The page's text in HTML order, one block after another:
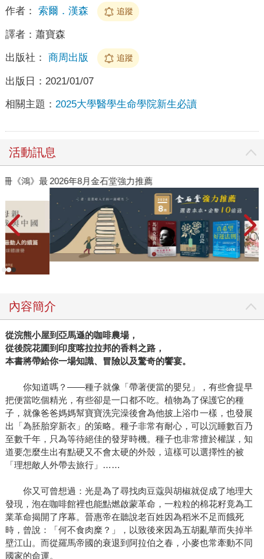
作者： 索爾．漢森 追蹤
譯者： 蕭寶森
出版社： 商周出版 追蹤
出版日： 2021/01/07
相關主題： 2025大學醫學生命學院新生必讀
活動訊息
2026年8月金石堂強力推薦
內容簡介
從浣熊小屋到亞馬遜的咖啡農場，
從後院花圃到印度喀拉拉邦的香料之路，
本書將帶給你一場知識、冒險以及驚奇的饗宴。
你知道嗎？――種子就像「帶著便當的嬰兒」，有些會提早
把便當吃個精光，有些卻是一口都不吃。植物為了保護它的種
子，就像爸爸媽媽幫寶寶洗完澡後會為他披上浴巾一樣，也發展
出「為胚胎穿新衣」的策略。種子非常有耐心，可以沉睡數百乃
至數千年，只為等待絕佳的發芽時機。種子也非常擅於權謀，知
道要怎麼生出有點硬又不會太硬的外殼，這樣可以選擇性的被
「理想敵人外帶去旅行」……
你又可曾想過：光是為了尋找肉豆蔻與胡椒就促成了地理大
發現，泡在咖啡館裡也能點燃啟蒙革命，一粒粒的棉花籽竟為工
業革命揭開了序幕。晉惠帝在聽說老百姓因為稻米不足而餓死
時，曾說：「何不食肉糜？」，以致後來因為五胡亂華而失掉半
壁江山。而從羅馬帝國的衰退到阿拉伯之春，小麥也常牽動不同
國家的命運。